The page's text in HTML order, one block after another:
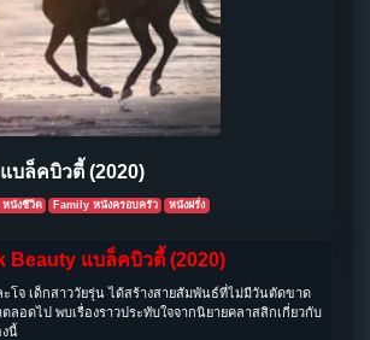
บล็คบิวตี้ (2020)
หนังชีวิต Family หนังครอบครัว หนังฝรั่ง
Beauty แบล็คบิวตี้ (2020)
โจ เด็กสาววัยรุ่น ได้สร้างสายสัมพันธ์ที่ไม่มีวันตัดขาด
ตลอดไป พบเรื่องราวประทับใจจากนิยายคลาสสิกเกี่ยวกับ
งนี้